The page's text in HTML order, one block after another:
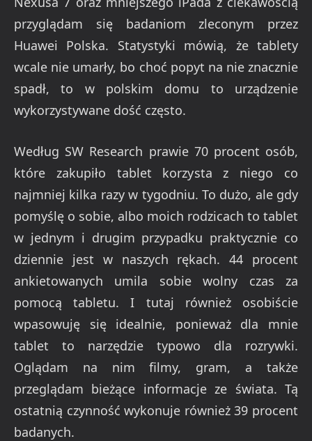
przyglądam się badaniom zleconym przez
Huawei Polska. Statystyki mówią, że tablety
wcale nie umarły, bo choć popyt na nie znacznie
spadł, to w polskim domu to urządzenie
wykorzystywane dość często.
Według SW Research prawie 70 procent osób,
które zakupiło tablet korzysta z niego co
najmniej kilka razy w tygodniu. To dużo, ale gdy
pomyślę o sobie, albo moich rodzicach to tablet
w jednym i drugim przypadku praktycznie co
dziennie jest w naszych rękach. 44 procent
ankietowanych umila sobie wolny czas za
pomocą tabletu. I tutaj również osobiście
wpasowuję się idealnie, ponieważ dla mnie
tablet to narzędzie typowo dla rozrywki.
Oglądam na nim filmy, gram, a także
przeglądam bieżące informacje ze świata. Tą
ostatnią czynność wykonuje również 39 procent
badanych.